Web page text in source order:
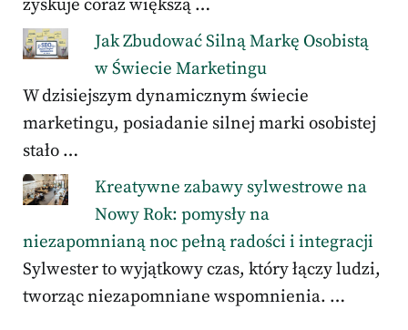
zyskuje coraz większą …
Jak Zbudować Silną Markę Osobistą
w Świecie Marketingu
W dzisiejszym dynamicznym świecie
marketingu, posiadanie silnej marki osobistej
stało …
Kreatywne zabawy sylwestrowe na
Nowy Rok: pomysły na
niezapomnianą noc pełną radości i integracji
Sylwester to wyjątkowy czas, który łączy ludzi,
tworząc niezapomniane wspomnienia. …